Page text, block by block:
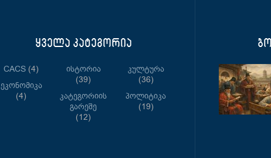
ყველა კატეგორია
CACS (4)
Ეკონომიკა
(4)
Ისტორია
(39)
Კატეგორიის
Გარეშე
(12)
Კულტურა
(36)
Პოლიტიკა
(19)